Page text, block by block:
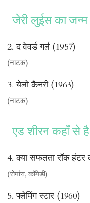
जेरी लुईस का
2. द वेवर्ड गर्ल (1957)
(नाटक)
3. येलो कैनरी (1963)
(नाटक)
एड शीरन कहाँ से है
4. क्या सफलता रॉक हंटर
(रोमांस, कॉमेडी)
5. फ्लेमिंग स्टार (1960)